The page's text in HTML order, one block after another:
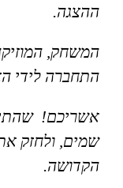
ההצגה.
המשחק,
התחברה לידי
אשריכם!
שמים, ולחזק
הקדושה.